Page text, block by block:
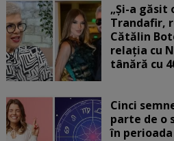
„Și-a găsit
Trandafir,
Cătălin
relația cu
tânără cu
Cinci
parte de o
în